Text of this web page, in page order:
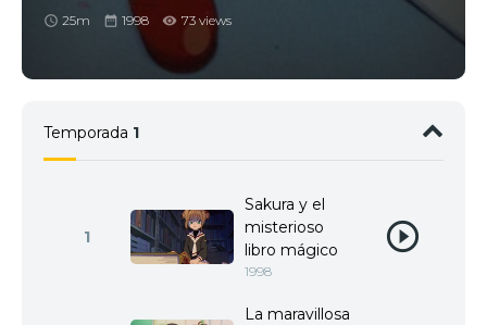
25m 1998 73 views
Temporada 1
1
Sakura y el
misterioso
libro mágico
1998
La maravillosa